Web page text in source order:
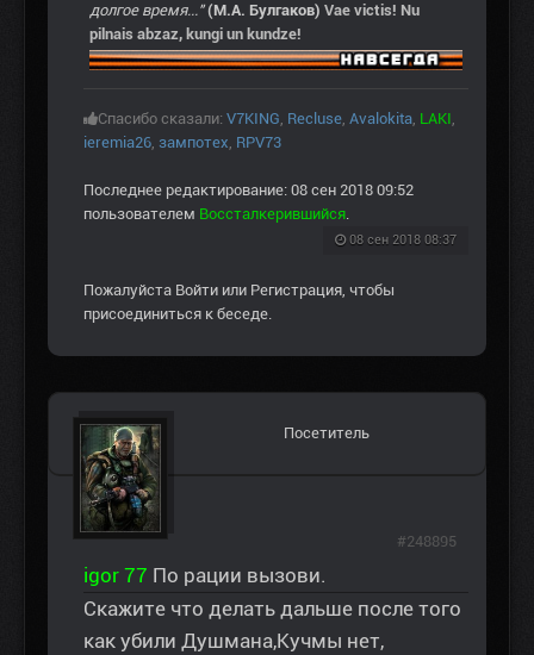
долгое время..." (М.А. Булгаков) Vae victis! Nu
pilnais abzaz, kungi un kundze!
Спасибо сказали: V7KING, Recluse, Avalokita, LAKI,
ieremia26, зампотех, RPV73
Последнее редактирование: 08 сен 2018 09:52
пользователем Воссталкерившийся.
08 сен 2018 08:37
Пожалуйста Войти или Регистрация, чтобы
присоединиться к беседе.
Посетитель
igor 77 По рации вызови.
Скажите что делать дальше после того
как убили Душмана,Кучмы нет,
#248895